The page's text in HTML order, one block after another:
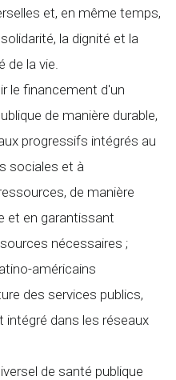
et, en même temps,
la dignité et la
de la vie.
le financement d'un
de manière durable,
progressifs intégrés au
sociales et à
de manière
et en garantissant
nécessaires ;
américains
des services publics,
intégré dans les réseaux
de santé publique